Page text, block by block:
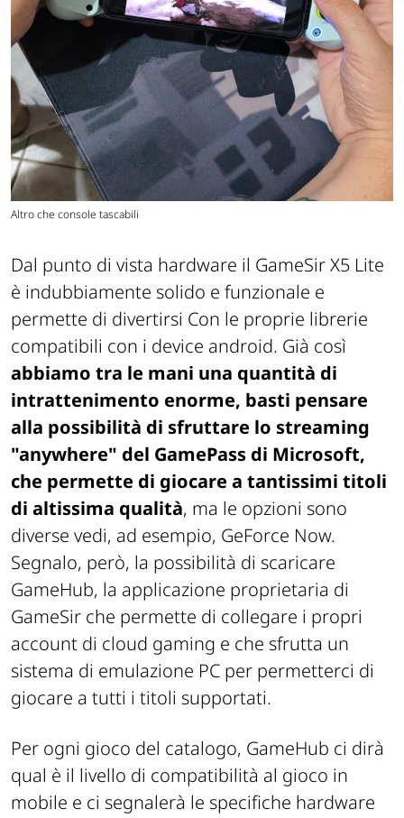
Altro che console tascabili
Dal punto di vista hardware il GameSir X5 Lite
è indubbiamente solido e funzionale e
permette di divertirsi Con le proprie librerie
compatibili con i device android. Già così
abbiamo tra le mani una quantità di
intrattenimento enorme, basti pensare
alla possibilità di sfruttare lo streaming
"anywhere" del GamePass di Microsoft,
che permette di giocare a tantissimi titoli
di altissima qualità, ma le opzioni sono
diverse vedi, ad esempio, GeForce Now.
Segnalo, però, la possibilità di scaricare
GameHub, la applicazione proprietaria di
GameSir che permette di collegare i propri
account di cloud gaming e che sfrutta un
sistema di emulazione PC per permetterci di
giocare a tutti i titoli supportati.
Per ogni gioco del catalogo, GameHub ci dirà
qual è il livello di compatibilità al gioco in
mobile e ci segnalerà le specifiche hardware